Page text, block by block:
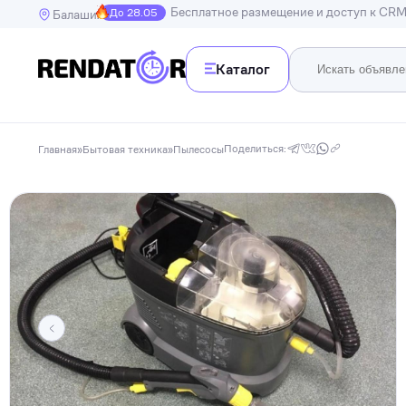
БалашихаДо 28.05 Бесплатное размещение и доступ к
Каталог
Спецтехника
Инструменты
Бытовая техника
Досуг, развлечения и праздники
Спорт
Электроника и гаджеты
Для дома и дачи
Дома,
Главная»Бытовая техника»ПылесосыПоделиться: